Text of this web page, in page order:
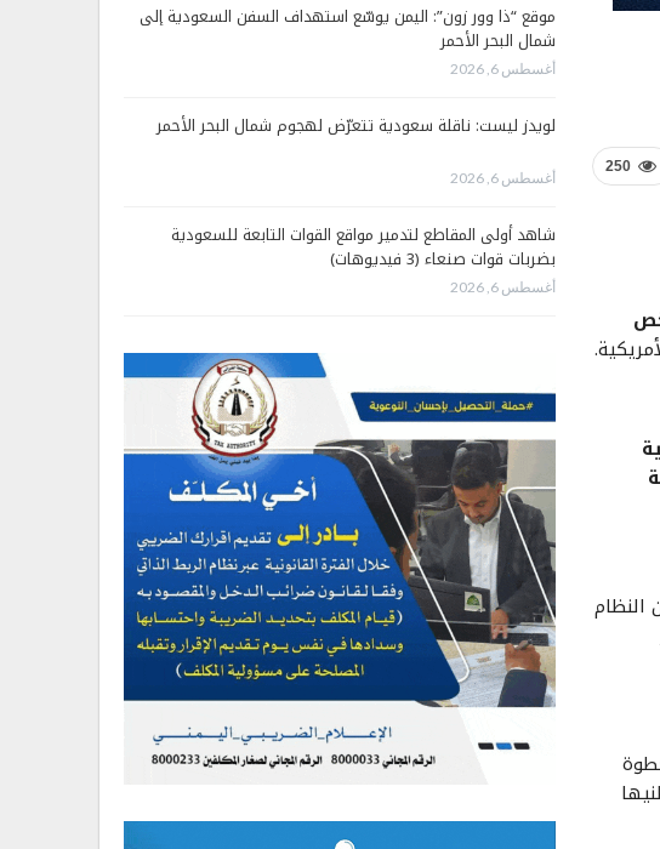
250
مليون شخص
النظام
موقع “ذا وور زون”: اليمن يوسّع استهداف السفن السعودية إلى
شمال البحر الأحمر
أغسطس 6, 2026
لويدز ليست: ناقلة سعودية تتعرّض لهجوم شمال البحر الأحمر
أغسطس 6, 2026
شاهد أولى المقاطع لتدمير مواقع القوات التابعة للسعودية
بضربات قوات صنعاء (3 فيديوهات)
أغسطس 6, 2026